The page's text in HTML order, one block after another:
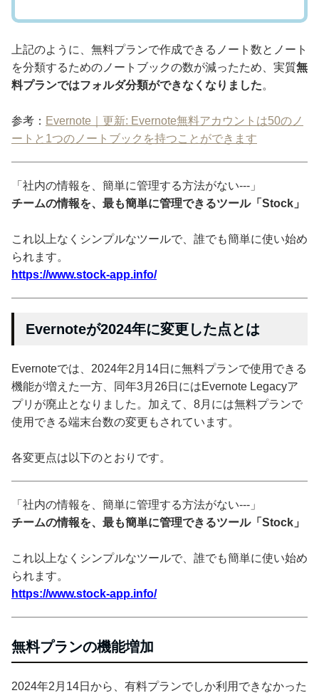
上記のように、無料プランで作成できるノート数とノート
を分類するためのノートブックの数が減ったため、実質無
料プランではフォルダ分類ができなくなりました。
参考： Evernote｜更新: Evernote無料アカウントは50のノ
ートと1つのノートブックを持つことができます
「社内の情報を、簡単に管理する方法がない---」
チームの情報を、最も簡単に管理できるツール「Stock」
これ以上なくシンプルなツールで、誰でも簡単に使い始め
られます。
https://www.stock-app.info/
Evernoteが2024年に変更した点とは
Evernoteでは、2024年2月14日に無料プランで使用できる
機能が増えた一方、同年3月26日にはEvernote Legacyア
プリが廃止となりました。加えて、8月には無料プランで
使用できる端末台数の変更もされています。
各変更点は以下のとおりです。
「社内の情報を、簡単に管理する方法がない---」
チームの情報を、最も簡単に管理できるツール「Stock」
これ以上なくシンプルなツールで、誰でも簡単に使い始め
られます。
https://www.stock-app.info/
無料プランの機能増加
2024年2月14日から、有料プランでしか利用できなかった